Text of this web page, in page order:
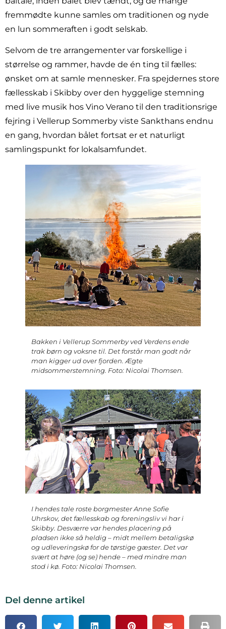
fremmødte kunne samles om traditionen og nyde
en lun sommeraften i godt selskab.
Selvom de tre arrangementer var forskellige i
størrelse og rammer, havde de én ting til fælles:
ønsket om at samle mennesker. Fra spejdernes store
fællesskab i Skibby over den hyggelige stemning
med live musik hos Vino Verano til den traditionsrige
fejring i Vellerup Sommerby viste Sankthans endnu
en gang, hvordan bålet fortsat er et naturligt
samlingspunkt for lokalsamfundet.
Bakken i Vellerup Sommerby ved Verdens ende
trak børn og voksne til. Det forstår man godt når
man kigger ud over fjorden. Ægte
midsommerstemning. Foto: Nicolai Thomsen.
I hendes tale roste borgmester Anne Sofie
Uhrskov, det fællesskab og foreningsliv vi har i
Skibby. Desværre var hendes placering på
pladsen ikke så heldig – midt mellem betaligskø
og udleveringskø for de tørstige gæster. Det var
svært at høre (og se) hende – med mindre man
stod i kø. Foto: Nicolai Thomsen.
Del denne artikel